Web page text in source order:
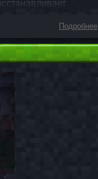
Подробнее